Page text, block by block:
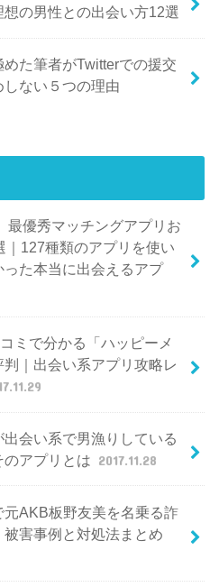
想の男性との出会い方12選
た筆者がTwitterでの援交
しない５つの理由
最優秀マッチングアプリお
｜127種類のアプリを使い
った本当に出会えるアプ
ミで分かる「ハッピーメ
判｜出会い系アプリ攻略レ
会い系で男漁りしている
のアプリとは 2017.11.28
元AKB板野友美を名乗る詐
被害事例と対処法まとめ